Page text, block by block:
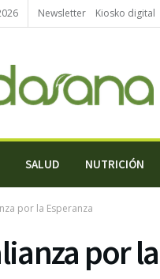
Newsletter Kiosko digital
SALUD NUTRICIÓN
por la Esperanza
por